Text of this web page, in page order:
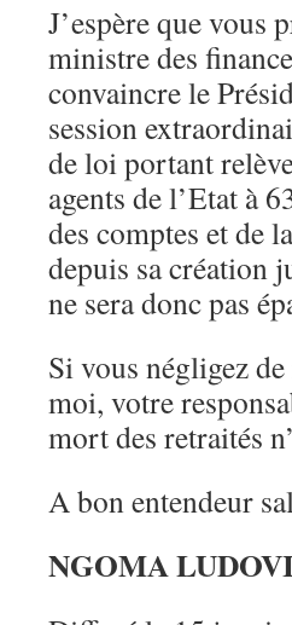
J’espère que vous
ministre des
convaincre le
session
de loi portant
agents de l’Etat à
des comptes et de
depuis sa création
ne sera donc pas
Si vous négligez
moi, votre
mort des retraités
A bon entendeur
NGOMA